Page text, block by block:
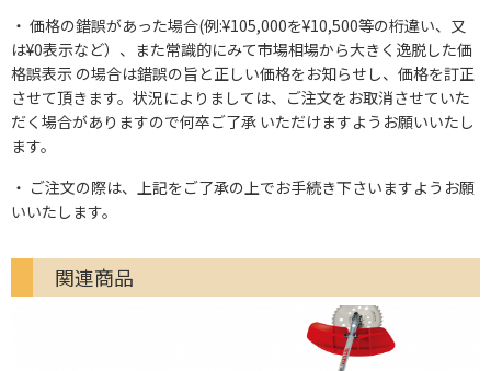
価格の錯誤があった場合(例:¥105,000を¥10,500等の桁違い、又
は¥0表示など）、また常識的にみて市場相場から大きく逸脱した価
格誤表示 の場合は錯誤の旨と正しい価格をお知らせし、価格を訂正
させて頂きます。状況によりましては、ご注文をお取消させていた
だく場合がありますので何卒ご了承 いただけますようお願いいたし
ます。
ご注文の際は、上記をご了承の上でお手続き下さいますようお願
いいたします。
関連商品